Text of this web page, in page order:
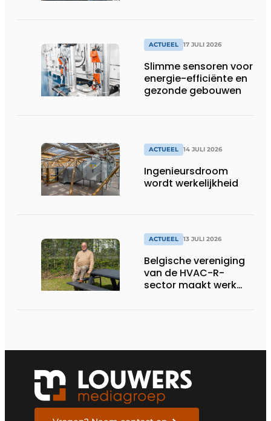
productiebedrijven
draaiende
ACTUEEL 17 JULI 2026
Slimme sensoren voor
energie-efficiënte en
gezonde gebouwen
ACTUEEL 14 JULI 2026
Ingenieursdroom
wordt werkelijkheid
ACTUEEL 13 JULI 2026
Belgische vereniging
van de HVAC-R-
sector maakt werk